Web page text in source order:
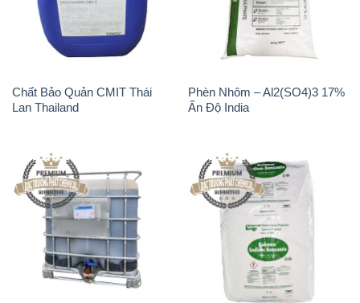
Chất Bảo Quản CMIT Thái
Lan Thailand
Phèn Nhôm – Al2(SO4)3 17%
Ấn Độ India